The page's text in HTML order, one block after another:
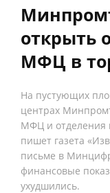
открыть
МФЦ в
На пустующих
центрах
МФЦ и отделения
пишет газета
письме в
финансовые
ухудшились.